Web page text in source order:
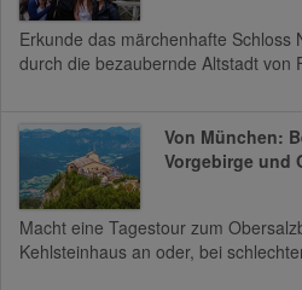
Erkunde das märchenhafte Schloss
durch die bezaubernde Altstadt von
Von München:
Vorgebirge und
Macht eine Tagestour zum
Kehlsteinhaus an oder, bei